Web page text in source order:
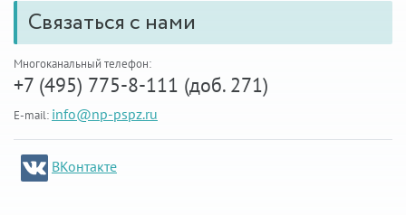
Связаться с нами
Многоканальный телефон:
+7 (495) 775-8-111 (доб. 271)
E-mail: info@np-pspz.ru
ВКонтакте